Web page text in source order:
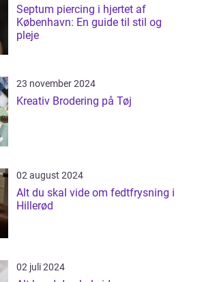
Septum piercing i hjertet af
København: En guide til stil og
pleje
23 november 2024
Kreativ Brodering på Tøj
02 august 2024
Alt du skal vide om fedtfrysning i
Hillerød
02 juli 2024